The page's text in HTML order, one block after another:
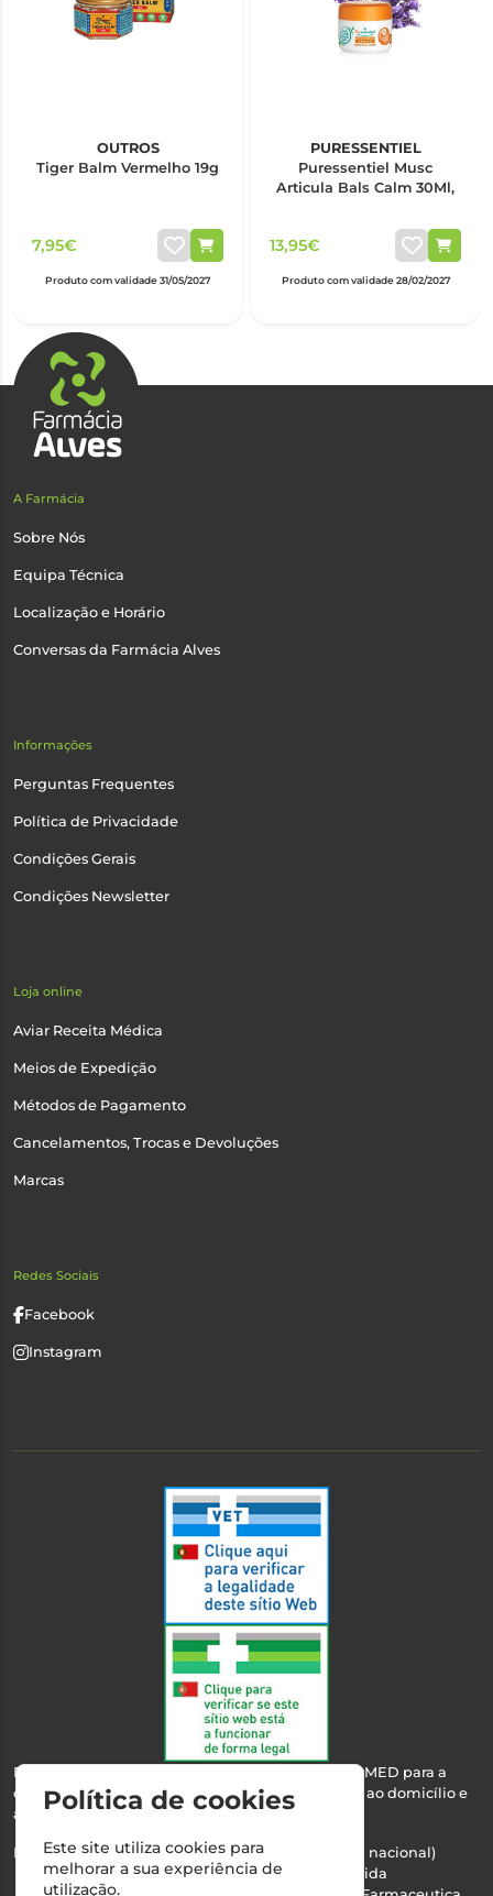
OUTROS
Tiger Balm Vermelho 19g
7,95€
Produto com validade 31/05/2027
PURESSENTIEL
Puressentiel Musc
Articula Bals Calm 30Ml,
13,95€
Produto com validade 28/02/2027
A Farmácia
Sobre Nós
Equipa Técnica
Localização e Horário
Conversas da Farmácia Alves
Informações
Perguntas Frequentes
Política de Privacidade
Condições Gerais
Condições Newsletter
Loja online
Aviar Receita Médica
Meios de Expedição
Métodos de Pagamento
Cancelamentos, Trocas e Devoluções
Marcas
Redes Sociais
Facebook
Instagram
Esta farmácia encontra-se autorizada pelo INFARMED para a
dispensa de medicamentos e produtos de saúde ao domicílio e
através da internet.
Nº Infarmed: 21 798 7100 (chamada para rede fixa nacional)
Direção Técnica:Maria Teresa Almeida
Política de cookies
Este site utiliza cookies para
melhorar a sua experiência de
utilização.